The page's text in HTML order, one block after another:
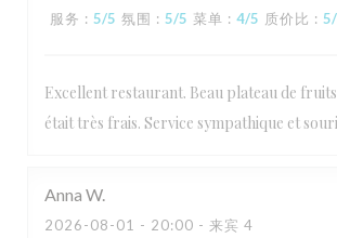
服务 : 5/5 氛围 : 5/5 菜单 : 4/5 质价比 : 5
Excellent restaurant. Beau plateau de
était très frais. Service sympathique et
Anna W
2026-08-01 - 20:00 - 来宾 4